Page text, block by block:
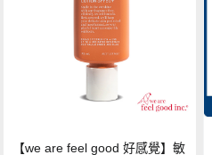
【we are feel good 好感覺】敏